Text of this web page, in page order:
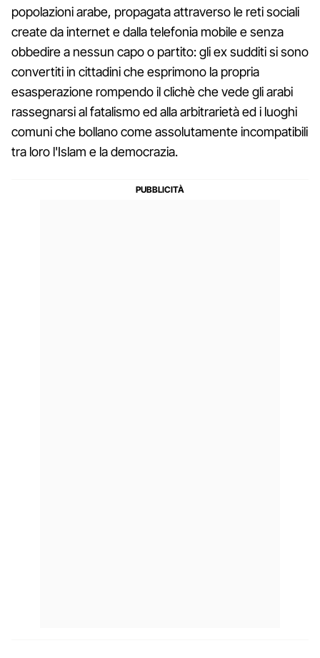
popolazioni arabe, propagata attraverso le reti sociali
create da internet e dalla telefonia mobile e senza
obbedire a nessun capo o partito: gli ex sudditi si sono
convertiti in cittadini che esprimono la propria
esasperazione rompendo il clichè che vede gli arabi
rassegnarsi al fatalismo ed alla arbitrarietà ed i luoghi
comuni che bollano come assolutamente incompatibili
tra loro l'Islam e la democrazia.